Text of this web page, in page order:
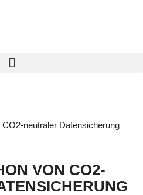
neutraler Datensicherung
VON CO2-